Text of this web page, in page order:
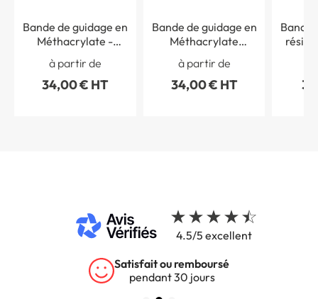
Bande de guidage en
Méthacrylate -
épais
à partir de
34,00 € HT
Bande de guidage en
Méthacrylate
à partir de
34,00 € HT
Bande
4.5/5 excellent
Garantie 5 ans
sur tous nos produits